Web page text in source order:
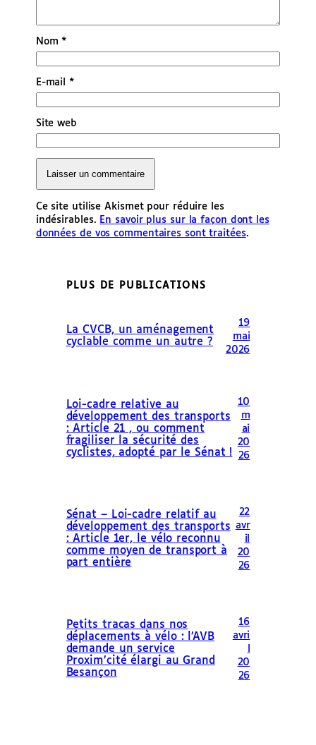
Nom*
E-mail*
Site web
Ce site utilise Akismet pour réduire les
indésirables. En savoir plus sur la façon dont les
données de vos commentaires sont traitées.
PLUS DE PUBLICATIONS
La CVCB, un aménagement
cyclable comme un autre ?
19
mai
2026
Loi-cadre relative au
développement des transports
: Article 21 , ou comment
fragiliser la sécurité des
cyclistes, adopté par le Sénat !
10
m
ai
20
26
Sénat – Loi-cadre relatif au
développement des transports
: Article 1er, le vélo reconnu
comme moyen de transport à
part entière
22
avr
il
20
26
Petits tracas dans nos
déplacements à vélo : l’AVB
demande un service
Proxim’cité élargi au Grand
Besançon
16
avri
20
26